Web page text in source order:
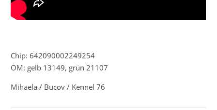
Chip: 642090002249254
OM: gelb 13149, grün 21107
Mihaela / Bucov / Kennel 76